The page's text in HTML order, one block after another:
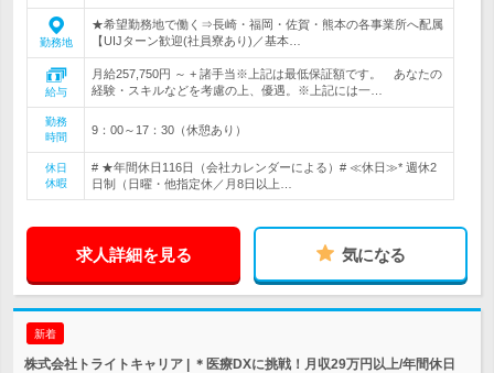
勤務地
★希望勤務地で働く⇒長崎・福岡・佐賀・熊本の各事業所へ配属
【UIJターン歓迎(社員寮あり)／基本…
給与
月給257,750円 ～ + 諸手当※上記は最低保証額です。 あなたの
経験・スキルなどを考慮の上、優遇。※上記には一…
勤務
時間
9：00～17：30（休憩あり）
休日
休暇
# ★年間休日116日（会社カレンダーによる）# ≪休日≫* 週休2
日制（日曜・他指定休／月8日以上…
求人詳細を見る 気になる
新着
株式会社トライトキャリア | ＊医療DXに挑戦！月収29万円以上/年間休日